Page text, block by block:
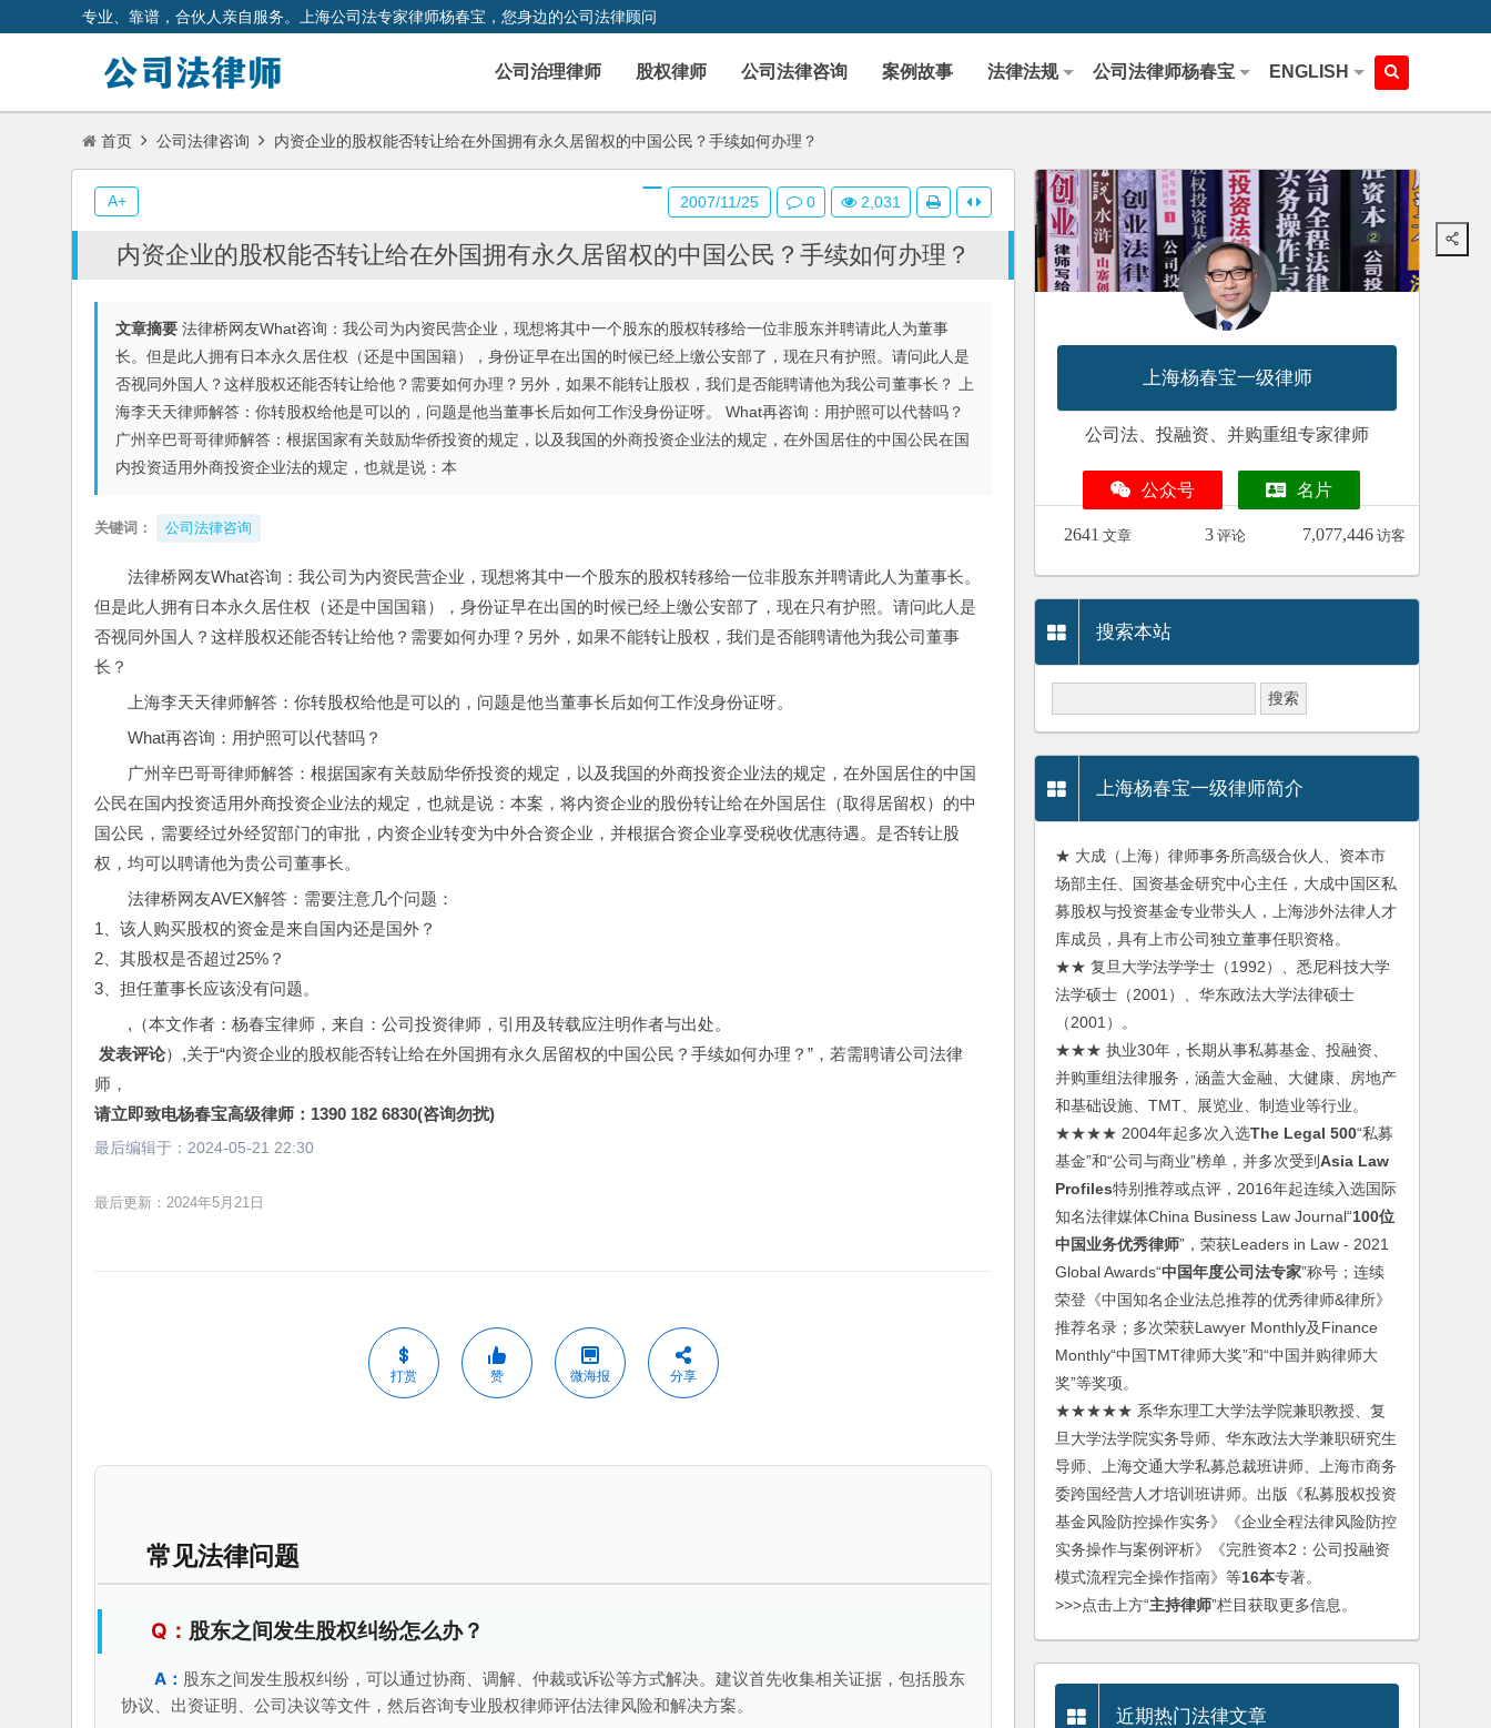
专业、靠谱，合伙人亲自服务。上海公司法专家律师杨春宝，您身边的公司法律顾问
公司治理律师 股权律师 公司法律咨询 案例故事 法律法规 公司法律师杨春宝 ENGLISH
首页 公司法律咨询 内资企业的股权能否转让给在外国拥有永久居留权的中国公民？手续如何办理？
内资企业的股权能否转让给在外国拥有永久居留权的中国公民？手续如何办理？
文章摘要 法律桥网友What咨询：我公司为内资民营企业，现想将其中一个股东的股权转移给一位非股东并聘请此人为董事
长。但是此人拥有日本永久居住权（还是中国国籍），身份证早在出国的时候已经上缴公安部了，现在只有护照。请问此人是
否视同外国人？这样股权还能否转让给他？需要如何办理？另外，如果不能转让股权，我们是否能聘请他为我公司董事长？ 上
海李天天律师解答：你转股权给他是可以的，问题是他当董事长后如何工作没身份证呀。 What再咨询：用护照可以代替吗？
广州辛巴哥哥律师解答：根据国家有关鼓励华侨投资的规定，以及我国的外商投资企业法的规定，在外国居住的中国公民在国
内投资适用外商投资企业法的规定，也就是说：本
关键词： 公司法律咨询
法律桥网友What咨询：我公司为内资民营企业，现想将其中一个股东的股权转移给一位非股东并聘请此人为董事长。
但是此人拥有日本永久居住权（还是中国国籍），身份证早在出国的时候已经上缴公安部了，现在只有护照。请问此人是
否视同外国人？这样股权还能否转让给他？需要如何办理？另外，如果不能转让股权，我们是否能聘请他为我公司董事
长？
上海李天天律师解答：你转股权给他是可以的，问题是他当董事长后如何工作没身份证呀。
What再咨询：用护照可以代替吗？
广州辛巴哥哥律师解答：根据国家有关鼓励华侨投资的规定，以及我国的外商投资企业法的规定，在外国居住的中国
公民在国内投资适用外商投资企业法的规定，也就是说：本案，将内资企业的股份转让给在外国居住（取得居留权）的中
国公民，需要经过外经贸部门的审批，内资企业转变为中外合资企业，并根据合资企业享受税收优惠待遇。是否转让股
权，均可以聘请他为贵公司董事长。
法律桥网友AVEX解答：需要注意几个问题：
1、该人购买股权的资金是来自国内还是国外？
2、其股权是否超过25%？
3、担任董事长应该没有问题。
,（本文作者：杨春宝律师，来自：公司投资律师，引用及转载应注明作者与出处。
发表评论）,关于“内资企业的股权能否转让给在外国拥有永久居留权的中国公民？手续如何办理？”，若需聘请公司法律
师，
请立即致电杨春宝高级律师：1390 182 6830(咨询勿扰)
最后编辑于： 2024-05-21 22:30
最后更新：2024年5月21日
打赏 赞 微海报 分享
常见法律问题
股东之间发生股权纠纷怎么办？
股东之间发生股权纠纷，可以通过协商、调解、仲裁或诉讼等方式解决。建议首先收集相关证据，包括股东
协议、出资证明、公司决议等文件，然后咨询专业股权律师评估法律风险和解决方案。
2007/11/25 0 2,031
A+
上海杨春宝一级律师
公司法、投融资、并购重组专家律师
公众号 名片
2641 文章 3 评论 7,077,446 访客
搜索本站
上海杨春宝一级律师简介
★ 大成（上海）律师事务所高级合伙人、资本市
场部主任、国资基金研究中心主任，大成中国区私
募股权与投资基金专业带头人，上海涉外法律人才
库成员，具有上市公司独立董事任职资格。
★★ 复旦大学法学学士（1992）、悉尼科技大学
法学硕士（2001）、华东政法大学法律硕士
（2001）。
★★★ 执业30年，长期从事私募基金、投融资、
并购重组法律服务，涵盖大金融、大健康、房地产
和基础设施、TMT、展览业、制造业等行业。
★★★★ 2004年起多次入选The Legal 500“私募
基金”和“公司与商业”榜单，并多次受到Asia Law
Profiles特别推荐或点评，2016年起连续入选国际
知名法律媒体China Business Law Journal“100位
中国业务优秀律师”，荣获Leaders in Law - 2021
Global Awards“中国年度公司法专家”称号；连续
荣登《中国知名企业法总推荐的优秀律师&律所》
推荐名录；多次荣获Lawyer Monthly及Finance
Monthly“中国TMT律师大奖”和“中国并购律师大
奖”等奖项。
★★★★★ 系华东理工大学法学院兼职教授、复
旦大学法学院实务导师、华东政法大学兼职研究生
导师、上海交通大学私募总裁班讲师、上海市商务
委跨国经营人才培训班讲师。出版《私募股权投资
基金风险防控操作实务》《企业全程法律风险防控
实务操作与案例评析》《完胜资本2：公司投融资
模式流程完全操作指南》等16本专著。
>>>点击上方“主持律师”栏目获取更多信息。
近期热门法律文章